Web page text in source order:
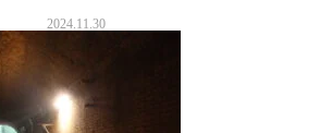
2024.11.30